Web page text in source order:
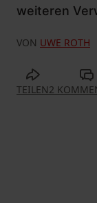
weiteren
VON UWE ROTH
TEILEN2